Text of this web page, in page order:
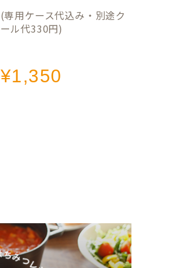
(専用ケース代込み・別途ク
ール代330円)
¥1,350